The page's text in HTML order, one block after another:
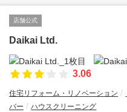
店舗公式
Daikai Ltd.
3.06
住宅リフォーム・リノベーション
バー
ハウスクリーニング